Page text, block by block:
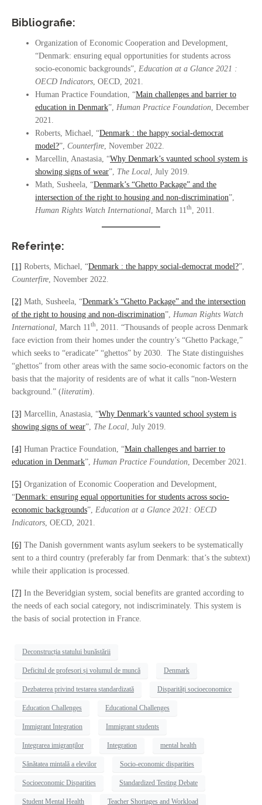
Bibliografie:
Organization of Economic Cooperation and Development,
“Denmark: ensuring equal opportunities for students across
socio-economic backgrounds”, Education at a Glance 2021 :
OECD Indicators , OECD, 2021.
Human Practice Foundation, “Main challenges and barrier to
education in Denmark”, Human Practice Foundation , December
2021.
Roberts, Michael, “Denmark : the happy social-democrat
model?”, Counterfire , November 2022.
Marcellin, Anastasia, “Why Denmark’s vaunted school system is
showing signs of wear”, The Local , July 2019.
Math, Susheela, “Denmark’s “Ghetto Package” and the
intersection of the right to housing and non-discrimination”,
Human Rights Watch International , March 11th , 2011.
Referințe:
[1] Roberts, Michael, “Denmark : the happy social-democrat model?”,
Counterfire , November 2022.
[2] Math, Susheela, “Denmark’s “Ghetto Package” and the intersection
of the right to housing and non-discrimination”, Human Rights Watch
International , March 11th
, 2011. “Thousands of people across Denmark
face eviction from their homes under the country’s “Ghetto Package,”
which seeks to “eradicate” “ghettos” by 2030. The State distinguishes
“ghettos” from other areas with the same socio-economic factors on the
basis that the majority of residents are of what it calls “non-Western
background.” (literatim).
[3] Marcellin, Anastasia, “Why Denmark’s vaunted school system is
showing signs of wear”, The Local , July 2019.
[4] Human Practice Foundation, “Main challenges and barrier to
education in Denmark”, Human Practice Foundation , December 2021.
[5] Organization of Economic Cooperation and Development,
“Denmark: ensuring equal opportunities for students across socio-
economic backgrounds”, Education at a Glance 2021: OECD
Indicators , OECD, 2021.
[6] The Danish government wants asylum seekers to be systematically
sent to a third country (preferably far from Denmark: that’s the subtext)
while their application is processed.
[7] In the Beveridgian system, social benefits are granted according to
the needs of each social category, not indiscriminately. This system is
the basis of social protection in France.
Deconstrucția statului bunăstării
Deficitul de profesori și volumul de muncă Denmark
Dezbaterea privind testarea standardizată Disparități socioeconomice
Education Challenges Educational Challenges
Immigrant Integration Immigrant students
Integrarea imigranților Integration mental health
Sănătatea mintală a elevilor Socio-economic disparities
Socioeconomic Disparities Standardized Testing Debate
Student Mental Health Teacher Shortages and Workload